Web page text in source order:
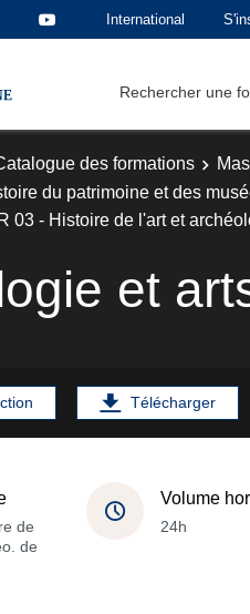
International
Rechercher une
des formations
du patrimoine et des
03 - Histoire de l'art et
et
Télécharger
de
de
Volume
24h